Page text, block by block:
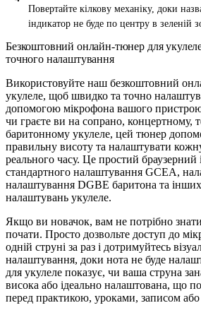
Повертайте кілкову механіку, доки
індикатор не буде по центру в зеленій
Безкоштовний онлайн-тюнер для
точного налаштування
Використовуйте наш безкоштовний
укулеле, щоб швидко та точно
допомогою мікрофона вашого
чи граєте ви на сопрано, концертному,
баритонному укулеле, цей тюнер
правильну висоту та налаштувати
реального часу. Це простий браузерний
стандартного налаштування GCEA,
налаштування DGBE баритона та
налаштувань укулеле.
Якщо ви новачок, вам не потрібно
почати. Просто дозвольте доступ до
одній струні за раз і дотримуйтесь
налаштування, доки нота не буде
для укулеле показує, чи ваша струна
висока або ідеально налаштована, що
перед практикою, уроками, записом